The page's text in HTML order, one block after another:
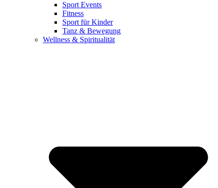
Sport Events
Fitness
Sport für Kinder
Tanz & Bewegung
Wellness & Spiritualität